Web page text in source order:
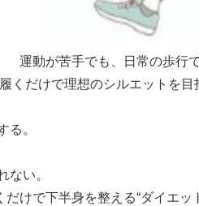
運動が苦手でも、日常の歩行
履くだけで理想のシルエットを目
る。
ない。
けで下半身を整える“ダイエッ